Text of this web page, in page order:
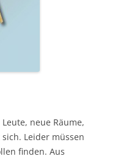
neue Räume,
Leider müssen
finden. Aus